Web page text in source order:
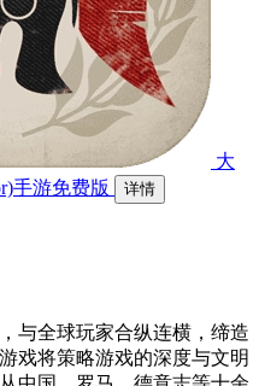
大
手游免费版
详情
与全球玩家合纵连横，缔造
戏将策略游戏的深度与文明